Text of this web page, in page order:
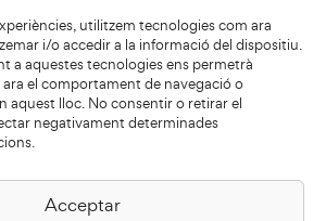
utilitzem tecnologies com ara
i/o accedir a la informació del dispositiu.
a aquestes tecnologies ens permetrà
el comportament de navegació o
aquest lloc. No consentir o retirar el
negativament determinades
Acceptar